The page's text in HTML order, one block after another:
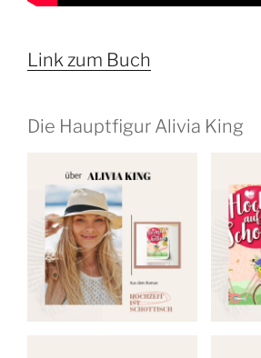
Link zum Buch
Die Hauptfigur Alivia King